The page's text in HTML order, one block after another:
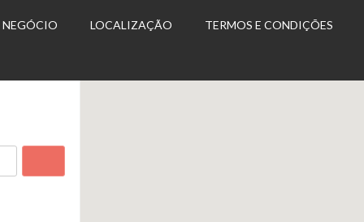
NEGÓCIO LOCALIZAÇÃO TERMOS E CONDIÇÕES